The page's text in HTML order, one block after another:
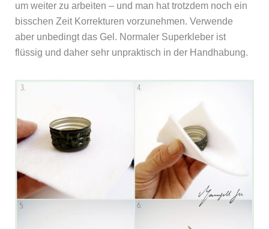
um weiter zu arbeiten – und man hat trotzdem noch ein
bisschen Zeit Korrekturen vorzunehmen. Verwende
aber unbedingt das Gel. Normaler Superkleber ist
flüssig und daher sehr unpraktisch in der Handhabung.